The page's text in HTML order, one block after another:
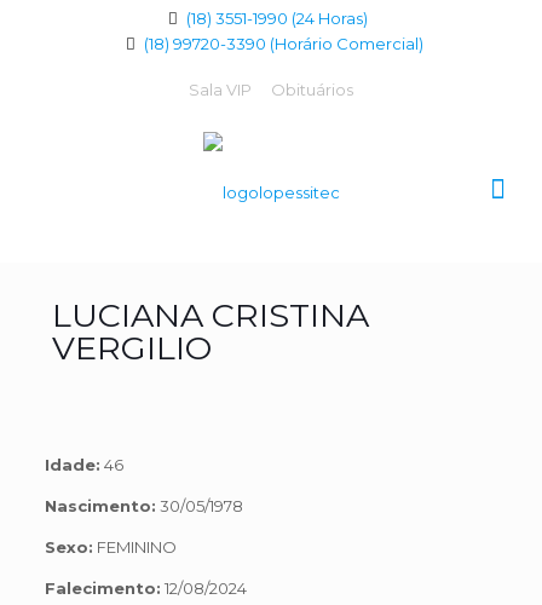
(18) 3551-1990 (24 Horas)
(18) 99720-3390 (Horário Comercial)
Sala VIP Obituários
LUCIANA CRISTINA
VERGILIO
Idade: 46
Nascimento: 30/05/1978
Sexo: FEMININO
Falecimento: 12/08/2024